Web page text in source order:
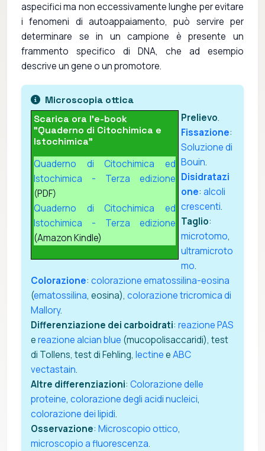
aspecifici ma non eccessivamente lunghe per evitare
i fenomeni di autoappaiamento, può servire per
determinare se in un campione è presente un
frammento specifico di DNA, che ad esempio
descrive un gene o un promotore.
Microscopia ottica
Scarica ora l'e-book
"Quaderno di Citochimica e
Istochimica"
Quaderno di Citochimica ed
Istochimica - Terza edizione
(PDF)
Quaderno di Citochimica ed
Istochimica - Terza edizione
(Amazon Kindle)
Prelievo.
Fissazione:
Soluzione di
Bouin.
Disidratazi
one: alcoli
crescenti.
Taglio:
microtomo,
ultramicroto
mo.
Colorazione: colorazione ematossilina-eosina
(ematossilina, eosina), colorazione tricromica di
Mallory.
Differenziazione dei carboidrati: reazione PAS
ereazione alcian blue (mucopolisaccaridi), test
di Tollens, test di Fehling, lectineeABC
vectastain.
Altre differenziazioni: Colorazione delle
proteine, colorazione degli acidi nucleici,
colorazione dei lipidi.
Osservazione: Microscopio ottico,
microscopio a fluorescenza.